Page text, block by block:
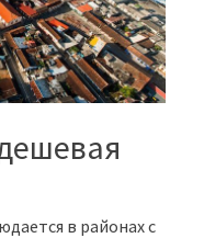
в районах с